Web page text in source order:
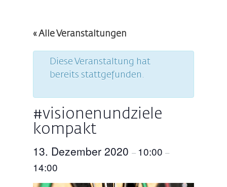
« Alle Veranstaltungen
Diese Veranstaltung hat
bereits stattgefunden.
#visionenundziele
kompakt
13. Dezember 2020 – 10:00 –
14:00